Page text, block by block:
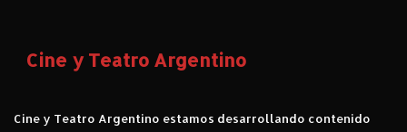
Cine y Teatro Argentino
Cine y Teatro Argentino estamos desarrollando contenido